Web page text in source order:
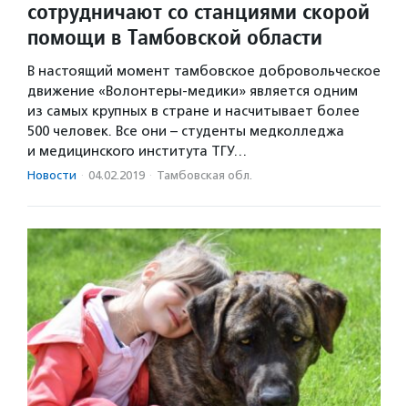
сотрудничают со станциями скорой
помощи в Тамбовской области
В настоящий момент тамбовское добровольческое
движение «Волонтеры-медики» является одним
из самых крупных в стране и насчитывает более
500 человек. Все они – студенты медколледжа
и медицинского института ТГУ…
Новости · 04.02.2019 · Тамбовская обл.